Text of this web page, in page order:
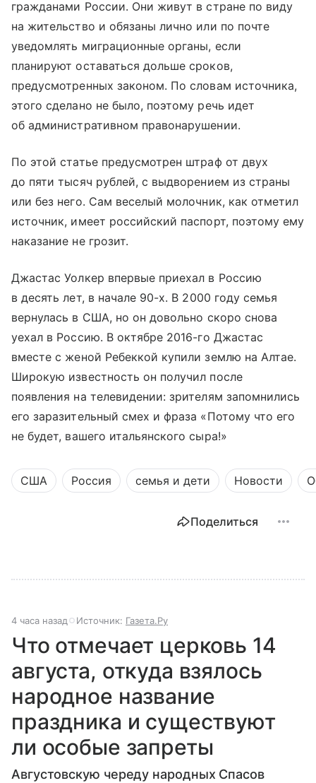
гражданами России. Они живут в стране по виду
на жительство и обязаны лично или по почте
уведомлять миграционные органы, если
планируют оставаться дольше сроков,
предусмотренных законом. По словам источника,
этого сделано не было, поэтому речь идет
об административном правонарушении.
По этой статье предусмотрен штраф от двух
до пяти тысяч рублей, с выдворением из страны
или без него. Сам веселый молочник, как отметил
источник, имеет российский паспорт, поэтому ему
наказание не грозит.
Джастас Уолкер впервые приехал в Россию
в десять лет, в начале 90-х. В 2000 году семья
вернулась в США, но он довольно скоро снова
уехал в Россию. В октябре 2016-го Джастас
вместе с женой Ребеккой купили землю на Алтае.
Широкую известность он получил после
появления на телевидении: зрителям запомнились
его заразительный смех и фраза «Потому что его
не будет, вашего итальянского сыра!»
США Россия семья и дети Новости
Поделиться
4 часа назад Источник: Газета.Ру
Что отмечает церковь 14
августа, откуда взялось
народное название
праздника и существуют
ли особые запреты
Августовскую череду народных Спасов